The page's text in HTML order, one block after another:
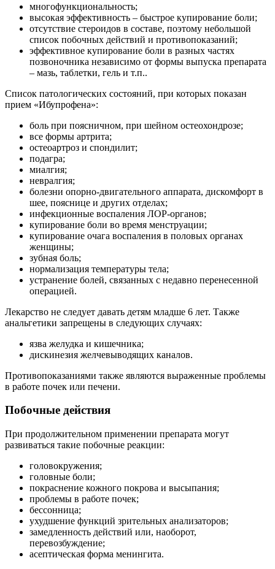
многофункциональность;
высокая эффективность – быстрое купирование боли;
отсутствие стероидов в составе, поэтому небольшой
список побочных действий и противопоказаний;
эффективное купирование боли в разных частях
позвоночника независимо от формы выпуска препарата
– мазь, таблетки, гель и т.п..
Список патологических состояний, при которых показан
прием «Ибупрофена»:
боль при поясничном, при шейном остеохондрозе;
все формы артрита;
остеоартроз и спондилит;
подагра;
миалгия;
невралгия;
болезни опорно-двигательного аппарата, дискомфорт в
шее, пояснице и других отделах;
инфекционные воспаления ЛОР-органов;
купирование боли во время менструации;
купирование очага воспаления в половых органах
женщины;
зубная боль;
нормализация температуры тела;
устранение болей, связанных с недавно перенесенной
операцией.
Лекарство не следует давать детям младше 6 лет. Также
анальгетики запрещены в следующих случаях:
язва желудка и кишечника;
дискинезия желчевыводящих каналов.
Противопоказаниями также являются выраженные проблемы
в работе почек или печени.
Побочные действия
При продолжительном применении препарата могут
развиваться такие побочные реакции:
головокружения;
головные боли;
покраснение кожного покрова и высыпания;
проблемы в работе почек;
бессонница;
ухудшение функций зрительных анализаторов;
замедленность действий или, наоборот,
перевозбуждение;
асептическая форма менингита.